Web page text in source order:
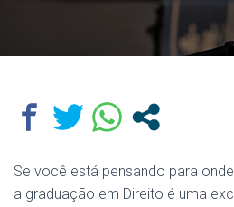
Se você está pensando para
a graduação em Direito é uma